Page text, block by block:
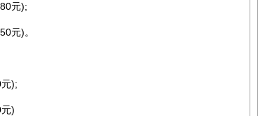
元);
元)。
);
)